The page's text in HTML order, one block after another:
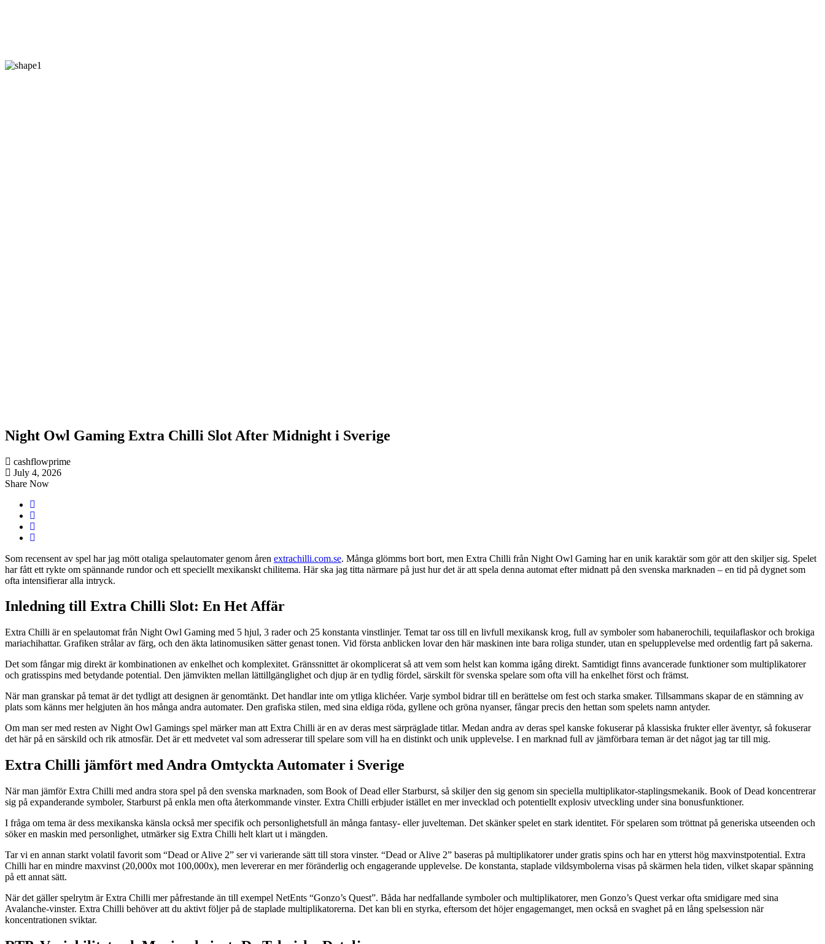
Night Owl Gaming Extra Chilli Slot After Midnight i Sverige
cashflowprime
July 4, 2026
Share Now
Som recensent av spel har jag mött otaliga spelautomater genom åren extrachilli.com.se. Många glömms bort bort, men Extra Chilli från Night Owl Gaming har en unik karaktär som gör att den skiljer sig. Spelet
har fått ett rykte om spännande rundor och ett speciellt mexikanskt chilitema. Här ska jag titta närmare på just hur det är att spela denna automat efter midnatt på den svenska marknaden – en tid på dygnet som
ofta intensifierar alla intryck.
Inledning till Extra Chilli Slot: En Het Affär
Extra Chilli är en spelautomat från Night Owl Gaming med 5 hjul, 3 rader och 25 konstanta vinstlinjer. Temat tar oss till en livfull mexikansk krog, full av symboler som habanerochili, tequilaflaskor och brokiga
mariachihattar. Grafiken strålar av färg, och den äkta latinomusiken sätter genast tonen. Vid första anblicken lovar den här maskinen inte bara roliga stunder, utan en spelupplevelse med ordentlig fart på sakerna.
Det som fångar mig direkt är kombinationen av enkelhet och komplexitet. Gränssnittet är okomplicerat så att vem som helst kan komma igång direkt. Samtidigt finns avancerade funktioner som multiplikatorer
och gratisspins med betydande potential. Den jämvikten mellan lättillgänglighet och djup är en tydlig fördel, särskilt för svenska spelare som ofta vill ha enkelhet först och främst.
När man granskar på temat är det tydligt att designen är genomtänkt. Det handlar inte om ytliga klichéer. Varje symbol bidrar till en berättelse om fest och starka smaker. Tillsammans skapar de en stämning av
plats som känns mer helgjuten än hos många andra automater. Den grafiska stilen, med sina eldiga röda, gyllene och gröna nyanser, fångar precis den hettan som spelets namn antyder.
Om man ser med resten av Night Owl Gamings spel märker man att Extra Chilli är en av deras mest särpräglade titlar. Medan andra av deras spel kanske fokuserar på klassiska frukter eller äventyr, så fokuserar
det här på en särskild och rik atmosfär. Det är ett medvetet val som adresserar till spelare som vill ha en distinkt och unik upplevelse. I en marknad full av jämförbara teman är det något jag tar till mig.
Extra Chilli jämfört med Andra Omtyckta Automater i Sverige
När man jämför Extra Chilli med andra stora spel på den svenska marknaden, som Book of Dead eller Starburst, så skiljer den sig genom sin speciella multiplikator-staplingsmekanik. Book of Dead koncentrerar
sig på expanderande symboler, Starburst på enkla men ofta återkommande vinster. Extra Chilli erbjuder istället en mer invecklad och potentiellt explosiv utveckling under sina bonusfunktioner.
I fråga om tema är dess mexikanska känsla också mer specifik och personlighetsfull än många fantasy- eller juvelteman. Det skänker spelet en stark identitet. För spelaren som tröttnat på generiska utseenden och
söker en maskin med personlighet, utmärker sig Extra Chilli helt klart ut i mängden.
Tar vi en annan starkt volatil favorit som “Dead or Alive 2” ser vi varierande sätt till stora vinster. “Dead or Alive 2” baseras på multiplikatorer under gratis spins och har en ytterst hög maxvinstpotential. Extra
Chilli har en mindre maxvinst (20,000x mot 100,000x), men levererar en mer föränderlig och engagerande upplevelse. De konstanta, staplade vildsymbolerna visas på skärmen hela tiden, vilket skapar spänning
på ett annat sätt.
När det gäller spelrytm är Extra Chilli mer påfrestande än till exempel NetEnts “Gonzo’s Quest”. Båda har nedfallande symboler och multiplikatorer, men Gonzo’s Quest verkar ofta smidigare med sina
Avalanche-vinster. Extra Chilli behöver att du aktivt följer på de staplade multiplikatorerna. Det kan bli en styrka, eftersom det höjer engagemanget, men också en svaghet på en lång spelsession när
koncentrationen sviktar.